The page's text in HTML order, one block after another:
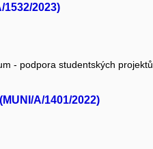
2023)
- podpora studentských projektů
A/1401/2022)